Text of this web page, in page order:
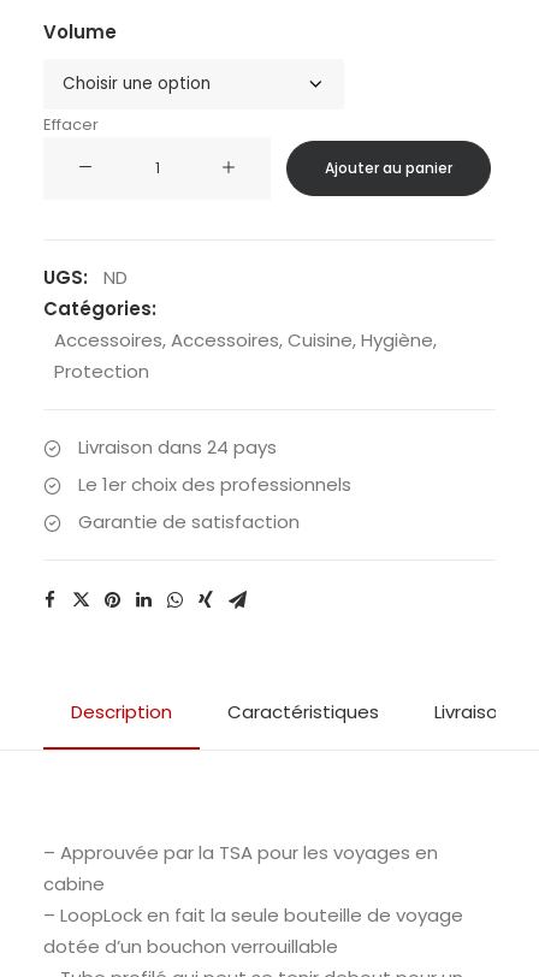
Volume
Effacer
-
GoToob+
1Pièce
Ajouter au panier
UGS:
ND
Catégories:
Accessoires,Accessoires,Cuisine,Hygiène,
Protection
Livraison dans 24 pays
Le 1er choix des professionnels
Garantie de satisfaction
Description Caractéristiques Livraison &
– Approuvée par la TSA pour les voyages en
cabine
– LoopLock en fait la seule bouteille de voyage
dotée d’un bouchon verrouillable